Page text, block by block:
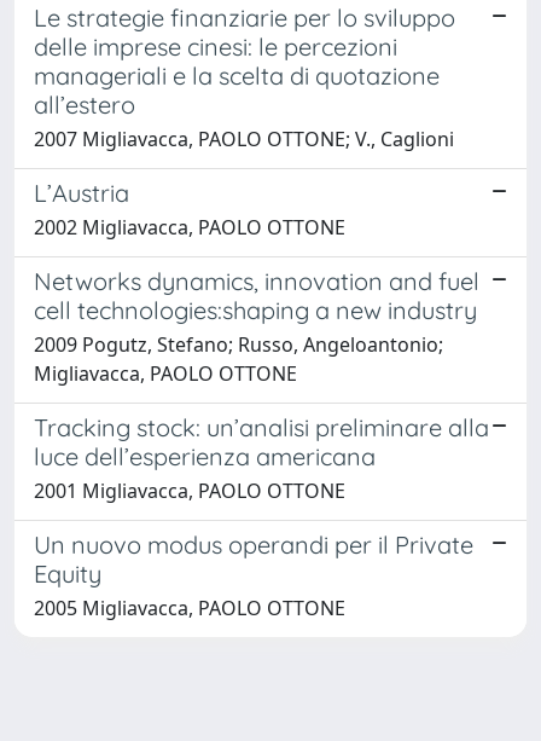
Le strategie finanziarie per lo sviluppo
delle imprese cinesi: le percezioni
manageriali e la scelta di quotazione
all’estero
2007 Migliavacca, PAOLO OTTONE; V., Caglioni
L’Austria
2002 Migliavacca, PAOLO OTTONE
Networks dynamics, innovation and fuel
cell technologies:shaping a new industry
2009 Pogutz, Stefano; Russo, Angeloantonio;
Migliavacca, PAOLO OTTONE
Tracking stock: un’analisi preliminare alla
luce dell’esperienza americana
2001 Migliavacca, PAOLO OTTONE
Un nuovo modus operandi per il Private
Equity
2005 Migliavacca, PAOLO OTTONE